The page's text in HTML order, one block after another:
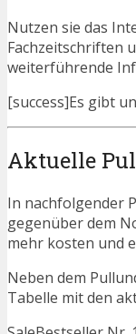
Nutzen sie das
Fachzeitschriften
weiterführende
[success]Es gibt
Aktuelle
In nachfolgender
gegenüber dem
mehr kosten und
Neben dem
Tabelle mit den